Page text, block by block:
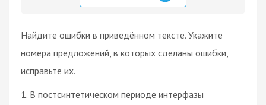
Найдите ошибки в приведённом тексте. Укажите
номера предложений, в которых сделаны ошибки,
исправьте их.
1. В постсинтетическом периоде интерфазы